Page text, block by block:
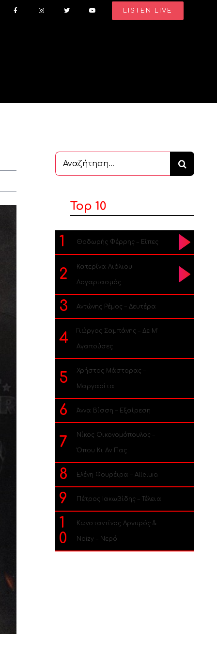
LISTEN LIVE
Αναζήτηση
...
Top 10
1 Θοδωρής Φέρρης – Είπες
2 Κατερίνα Λιόλιου –
Λογαριασμός
3 Αντώνης Ρέμος – Δευτέρα
4 Γιώργος Σαμπάνης – Δε Μ’
Αγαπούσες
5 Χρήστος Μάστορας –
Μαργαρίτα
6 Άννα Βίσση – Εξαίρεση
7 Νίκος Οικονομόπουλος –
Όπου Κι Αν Πας
8 Ελένη Φουρέιρα – Alleluia
9 Πέτρος Ιακωβίδης – Τέλεια
1
0
Κωνσταντίνος Αργυρός &
Noizy – Νερό